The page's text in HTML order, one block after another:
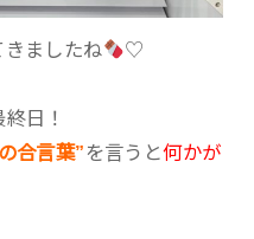
きましたね ♡
日！
合言葉” を言うと何かが